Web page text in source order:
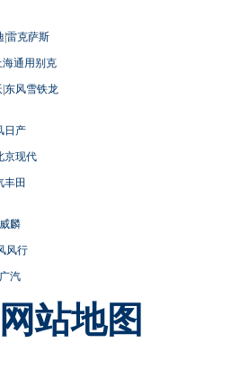
|雷克萨斯
海通用别克
|东风雪铁龙
日产
京现代
丰田
威麟
风行
广汽
网站地图